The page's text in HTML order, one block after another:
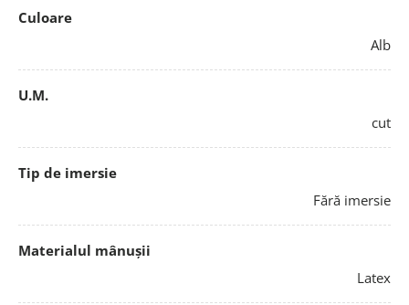
Culoare
Alb
U.M.
cut
Tip de imersie
Fără imersie
Materialul mânușii
Latex